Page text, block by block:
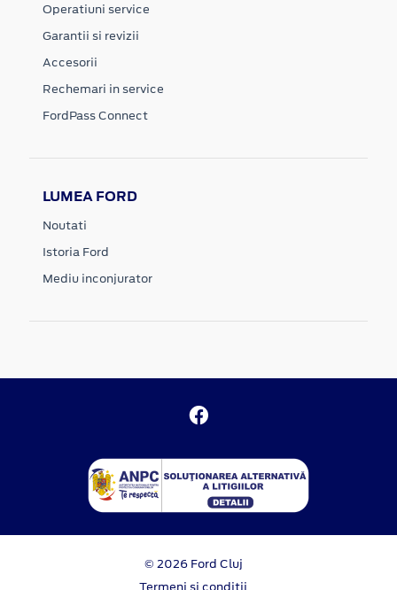
Operatiuni service
Garantii si revizii
Accesorii
Rechemari in service
FordPass Connect
LUMEA FORD
Noutati
Istoria Ford
Mediu inconjurator
© 2026 Ford Cluj